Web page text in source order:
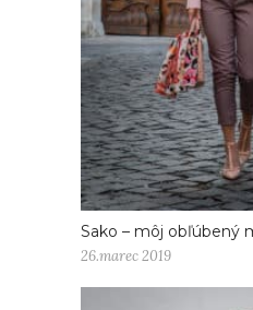
Sako – môj obľúbený
26.marec 2019